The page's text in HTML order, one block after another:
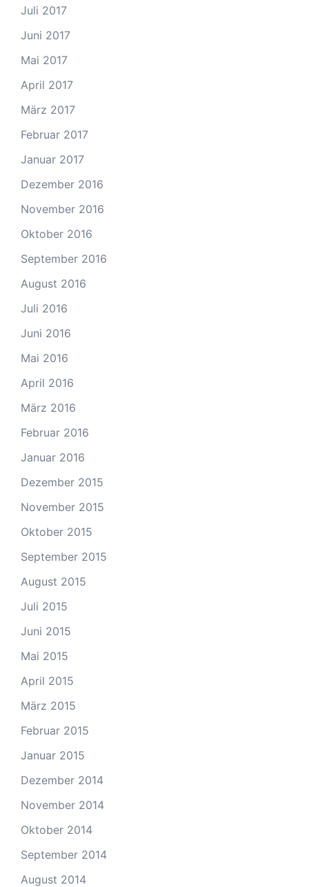
Juli 2017
Juni 2017
Mai 2017
April 2017
März 2017
Februar 2017
Januar 2017
Dezember 2016
November 2016
Oktober 2016
September 2016
August 2016
Juli 2016
Juni 2016
Mai 2016
April 2016
März 2016
Februar 2016
Januar 2016
Dezember 2015
November 2015
Oktober 2015
September 2015
August 2015
Juli 2015
Juni 2015
Mai 2015
April 2015
März 2015
Februar 2015
Januar 2015
Dezember 2014
November 2014
Oktober 2014
September 2014
August 2014